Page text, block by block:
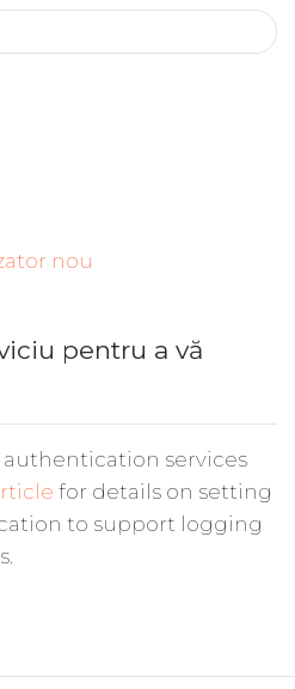
nou
pentru a vă
services
for details on setting
to support logging